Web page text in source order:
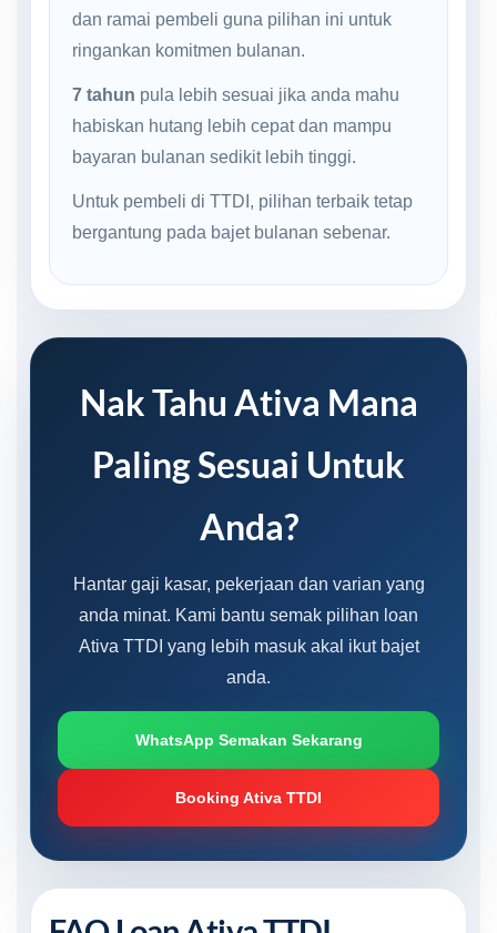
dan ramai pembeli guna pilihan ini untuk
ringankan komitmen bulanan.
7 tahun pula lebih sesuai jika anda mahu
habiskan hutang lebih cepat dan mampu
bayaran bulanan sedikit lebih tinggi.
Untuk pembeli di TTDI, pilihan terbaik tetap
bergantung pada bajet bulanan sebenar.
Nak Tahu Ativa Mana
Paling Sesuai Untuk
Anda?
Hantar gaji kasar, pekerjaan dan varian yang
anda minat. Kami bantu semak pilihan loan
Ativa TTDI yang lebih masuk akal ikut bajet
anda.
WhatsApp Semakan Sekarang
Booking Ativa TTDI